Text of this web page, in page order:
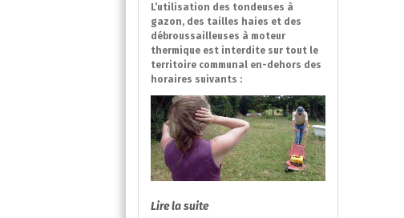
L’utilisation des tondeuses à
gazon, des tailles haies et des
débroussailleuses à moteur
thermique est interdite sur tout le
territoire communal en-dehors des
horaires suivants :
Lire la suite